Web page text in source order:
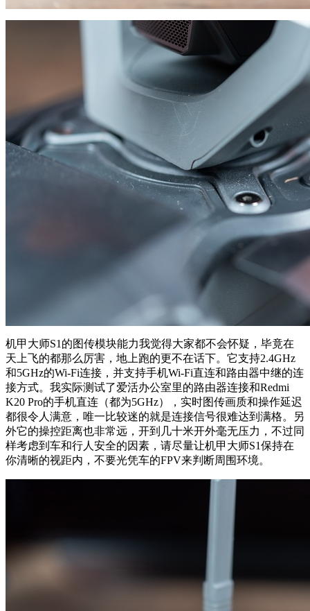
机甲大师S1的图传模块能力我觉得大家都不会怀疑，毕竟在
天上飞的都那么厉害，地上跑的更不在话下。它支持2.4GHz
和5GHz的Wi-Fi连接，并支持手机Wi-Fi直连和路由器中继的连
接方式。我实际测试了爱活办公室里的路由器连接和Redmi
K20 Pro的手机直连（都为5GHz），实时图传画质和操作延迟
都很令人满意，唯一比较迷的就是连接信号很难达到满格。另
外它的操控距离也非常远，开到几十米开外毫无压力，不过同
样考虑到车和行人安全的因素，请尽量让机甲大师S1保持在
你清晰的视距内，不要光凭车的FPV来判断周围环境。